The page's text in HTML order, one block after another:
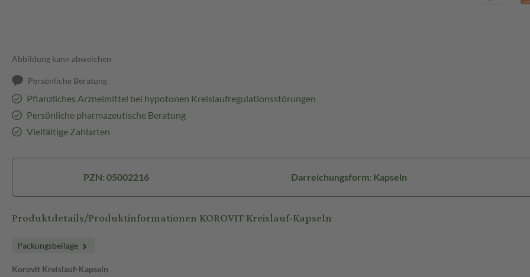
Abbildung kann abweichen
Persönliche Beratung
Pflanzliches Arzneimittel bei hypotonen Kreislaufregulationsstörungen
Persönliche pharmazeutische Beratung
Vielfältige Zahlarten
PZN: 05002216 Darreichungsform: Kapseln
Produktdetails/Produktinformationen KOROVIT Kreislauf-Kapseln
Packungsbeilage
Korovit Kreislauf-Kapseln